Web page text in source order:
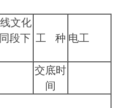
文化
段下 工 种 电工
交底时
间